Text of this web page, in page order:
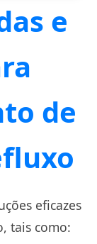
e
de
eficazes
tais como: